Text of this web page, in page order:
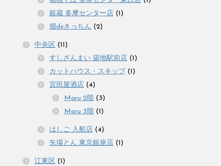
銀蔵 多摩センター店 (1)
畑deきっちん (2)
中央区 (11)
すしざんまい 築地駅前店 (1)
カットハウス・スキップ (1)
宮田屋酒店 (4)
Maru 2階 (3)
Maru 3階 (1)
はしご 入船店 (4)
矢場とん 東京銀座店 (1)
江東区 (1)